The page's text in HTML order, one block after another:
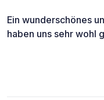
Ein wunderschönes
haben uns sehr wohl